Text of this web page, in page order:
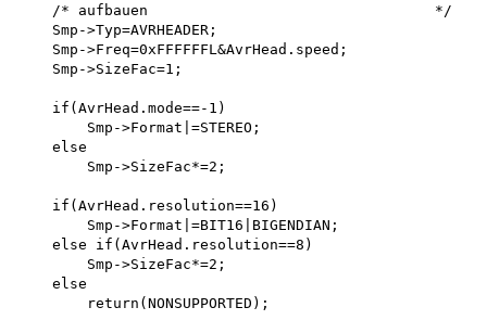
    /* aufbauen                                 */
    Smp->Typ=AVRHEADER;
    Smp->Freq=0xFFFFFFL&AvrHead.speed;
    Smp->SizeFac=1;
    if(AvrHead.mode==-1)
        Smp->Format|=STEREO;
    else
        Smp->SizeFac*=2;
    if(AvrHead.resolution==16)
        Smp->Format|=BIT16|BIGENDIAN;
    else if(AvrHead.resolution==8)
        Smp->SizeFac*=2;
    else
        return(NONSUPPORTED);